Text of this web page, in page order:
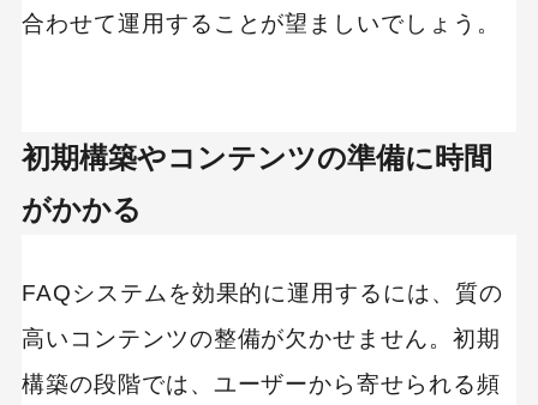
合わせて運用することが望ましいでしょう。
初期構築やコンテンツの準備に時間
がかかる
FAQシステムを効果的に運用するには、質の
高いコンテンツの整備が欠かせません。初期
構築の段階では、ユーザーから寄せられる頻